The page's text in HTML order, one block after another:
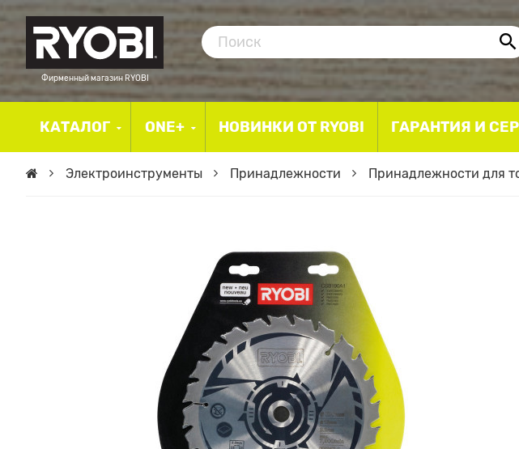
Фирменный магазин RYOBI
КАТАЛОГ ONE+ НОВИНКИ ОТ RYOBI ГАРАНТИЯ И
Электроинструменты Принадлежности Принадлежности для